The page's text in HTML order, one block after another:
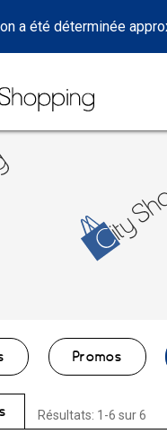
a été déterminée
Promos
Résultats: 1-6 sur 6